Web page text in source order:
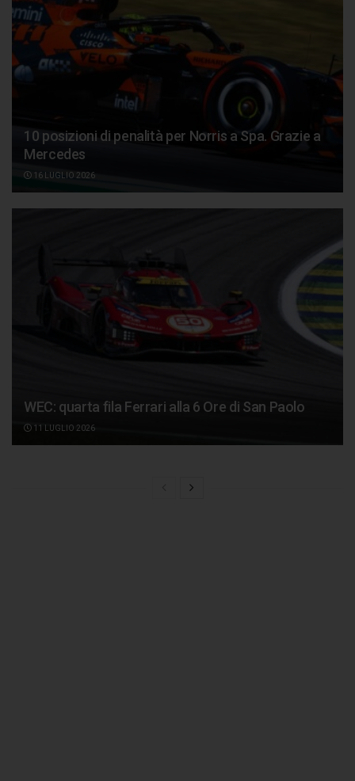
10 posizioni di penalità per Norris a Spa. Grazie a
Mercedes
16 LUGLIO 2026
WEC: quarta fila Ferrari alla 6 Ore di San Paolo
11 LUGLIO 2026